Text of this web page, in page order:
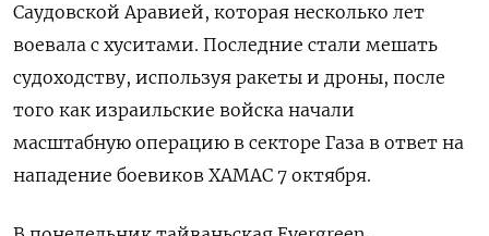
Саудовской Аравией, которая несколько лет
воевала с хуситами. Последние стали мешать
судоходству, используя ракеты и дроны, после
того как израильские войска начали
масштабную операцию в секторе Газа в ответ на
нападение боевиков ХАМАС 7 октября.